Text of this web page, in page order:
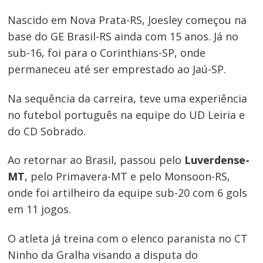
Nascido em Nova Prata-RS, Joesley começou na
base do GE Brasil-RS ainda com 15 anos. Já no
sub-16, foi para o Corinthians-SP, onde
permaneceu até ser emprestado ao Jaú-SP.
Na sequência da carreira, teve uma experiência
no futebol português na equipe do UD Leiria e
do CD Sobrado.
Ao retornar ao Brasil, passou pelo Luverdense-
MT, pelo Primavera-MT e pelo Monsoon-RS,
onde foi artilheiro da equipe sub-20 com 6 gols
em 11 jogos.
O atleta já treina com o elenco paranista no CT
Ninho da Gralha visando a disputa do
Navegação
de
Post